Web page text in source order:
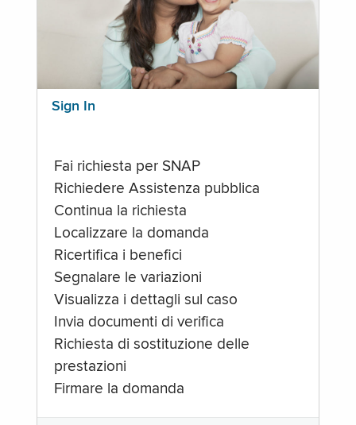
Sign In
Fai richiesta per SNAP
Richiedere Assistenza pubblica
Continua la richiesta
Localizzare la domanda
Ricertifica i benefici
Segnalare le variazioni
Visualizza i dettagli sul caso
Invia documenti di verifica
Richiesta di sostituzione delle
prestazioni
Firmare la domanda